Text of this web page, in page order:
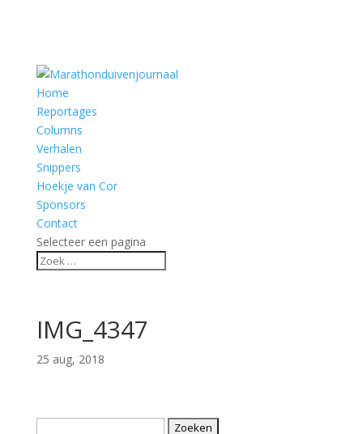
Home
Reportages
Columns
Verhalen
Snippers
Hoekje van Cor
Sponsors
Contact
Selecteer een pagina
IMG_4347
25 aug, 2018